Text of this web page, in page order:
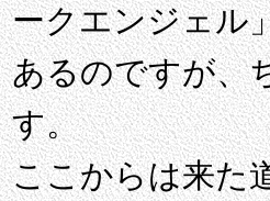
ークエンジェル
あるのですが、
す。
ここからは来た